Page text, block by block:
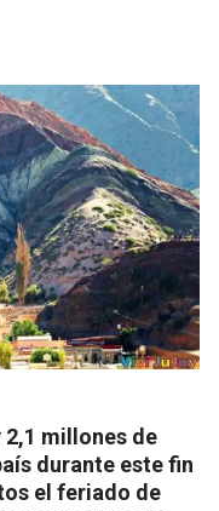
millones de
durante este fin
el feriado de